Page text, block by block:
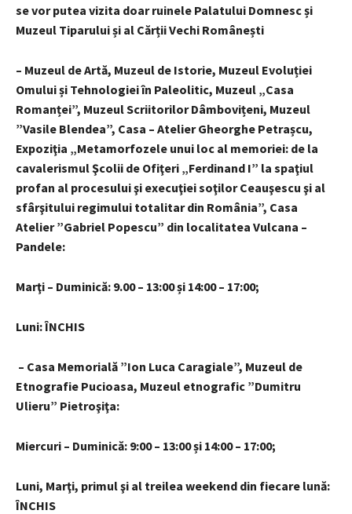
se vor putea vizita doar ruinele Palatului Domnesc și
Muzeul Tiparului și al Cărții Vechi Românești
– Muzeul de Artă, Muzeul de Istorie, Muzeul Evoluției
Omului și Tehnologiei în Paleolitic, Muzeul „Casa
Romanței”, Muzeul Scriitorilor Dâmbovițeni, Muzeul
”Vasile Blendea”, Casa – Atelier Gheorghe Petrașcu,
Expoziţia „Metamorfozele unui loc al memoriei: de la
cavalerismul Şcolii de Ofiţeri „Ferdinand I” la spaţiul
profan al procesului şi execuţiei soţilor Ceauşescu şi al
sfârşitului regimului totalitar din România”, Casa
Atelier ”Gabriel Popescu” din localitatea Vulcana –
Pandele:
Marţi – Duminică: 9.00 – 13:00 și 14:00 – 17:00;
Luni: ÎNCHIS
– Casa Memorială ”Ion Luca Caragiale”, Muzeul de
Etnografie Pucioasa, Muzeul etnografic ”Dumitru
Ulieru” Pietroşiţa:
Miercuri – Duminică: 9:00 – 13:00 și 14:00 – 17:00;
Luni, Marţi, primul şi al treilea weekend din fiecare lună:
ÎNCHIS